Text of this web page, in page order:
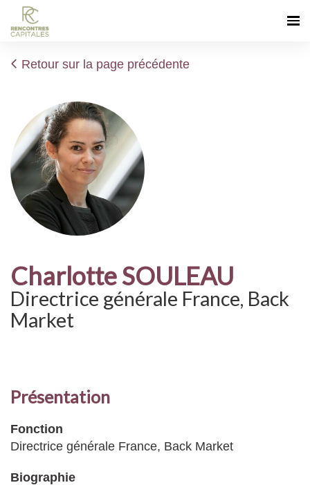
Retour sur la page précédente
Charlotte SOULEAU
Directrice générale France, Back
Market
Présentation
Fonction
Directrice générale France, Back Market
Biographie